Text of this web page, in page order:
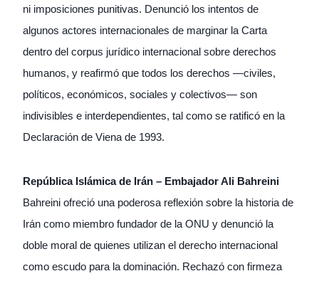
ni imposiciones punitivas. Denunció los intentos de
algunos actores internacionales de marginar la Carta
dentro del corpus jurídico internacional sobre derechos
humanos, y reafirmó que todos los derechos —civiles,
políticos, económicos, sociales y colectivos— son
indivisibles e interdependientes, tal como se ratificó en la
Declaración de Viena de 1993.
República Islámica de Irán – Embajador Ali Bahreini
Bahreini ofreció una poderosa reflexión sobre la historia de
Irán como miembro fundador de la ONU y denunció la
doble moral de quienes utilizan el derecho internacional
como escudo para la dominación. Rechazó con firmeza